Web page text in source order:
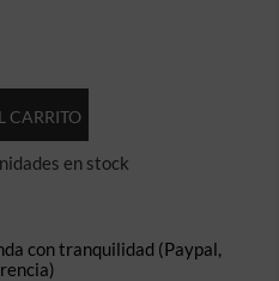
CARRITO
en stock
con tranquilidad (Paypal,